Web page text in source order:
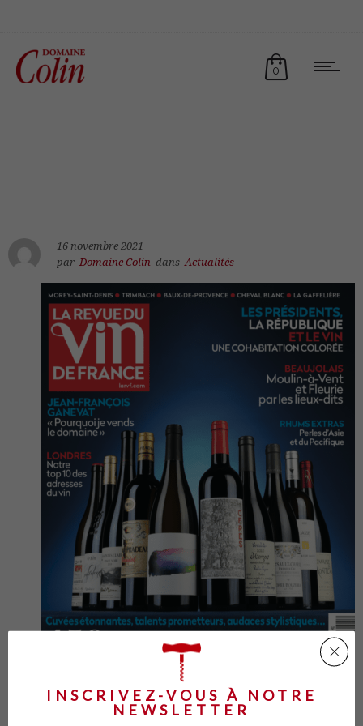
0
16 novembre 2021
par Domaine Colin dans Actualités
INSCRIVEZ-VOUS À NOTRE
NEWSLETTER